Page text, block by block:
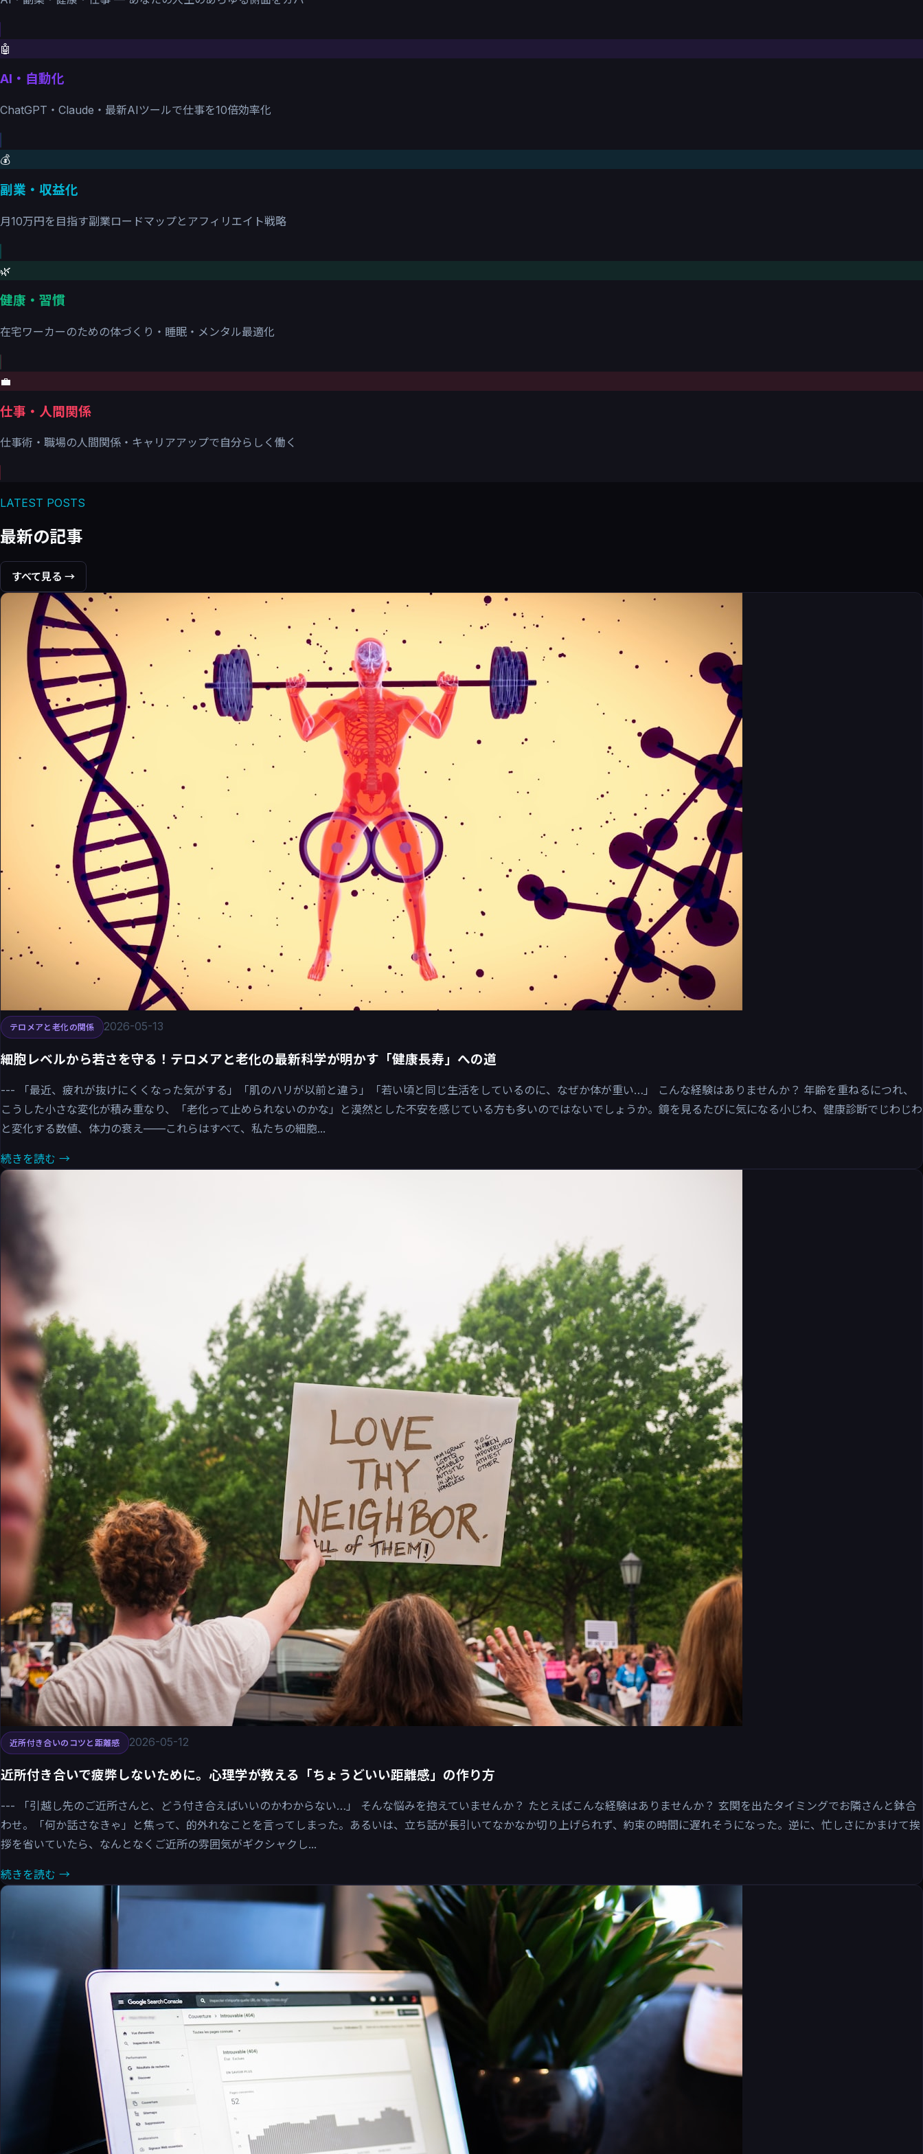
🤖
AI・自動化
ChatGPT・Claude・最新AIツールで仕事を10倍効率化
💰
副業・収益化
月10万円を目指す副業ロードマップとアフィリエイト戦略
🌿
健康・習慣
在宅ワーカーのための体づくり・睡眠・メンタル最適化
💼
仕事・人間関係
仕事術・職場の人間関係・キャリアアップで自分らしく働く
LATEST POSTS
最新の記事
すべて見る →
テロメアと老化の関係 2026-05-13
細胞レベルから若さを守る！テロメアと老化の最新科学が明かす「健康長寿」への道
--- 「最近、疲れが抜けにくくなった気がする」「肌のハリが以前と違う」「若い頃と同じ生活をしているのに、なぜか体が重い…」 こんな経験はありませんか？ 年齢を重ねるにつれ、
こうした小さな変化が積み重なり、「老化って止められないのかな」と漠然とした不安を感じている方も多いのではないでしょうか。鏡を見るたびに気になる小じわ、健康診断でじわじわ
と変化する数値、体力の衰え——これらはすべて、私たちの細胞...
続きを読む →
近所付き合いのコツと距離感 2026-05-12
近所付き合いで疲弊しないために。心理学が教える「ちょうどいい距離感」の作り方
--- 「引越し先のご近所さんと、どう付き合えばいいのかわからない…」 そんな悩みを抱えていませんか？ たとえばこんな経験はありませんか？ 玄関を出たタイミングでお隣さんと鉢合
わせ。「何か話さなきゃ」と焦って、的外れなことを言ってしまった。あるいは、立ち話が長引いてなかなか切り上げられず、約束の時間に遅れそうになった。逆に、忙しさにかまけて挨
拶を省いていたら、なんとなくご近所の雰囲気がギクシャクし...
続きを読む →